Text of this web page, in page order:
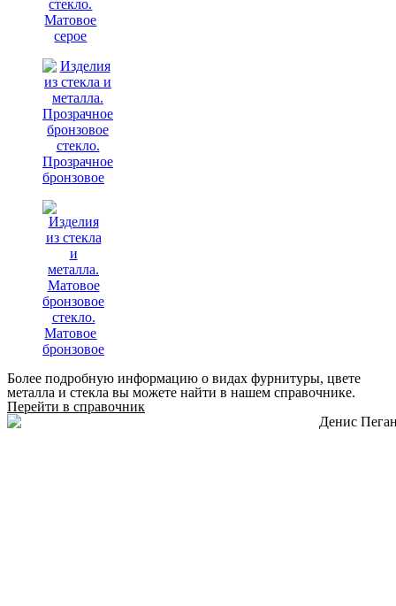
Матовое
серое
Прозрачное
бронзовое
Матовое
бронзовое
Более подробную информацию о видах фурнитуры, цвете
металла и стекла вы можете найти в нашем справочнике.
Перейти в справочник